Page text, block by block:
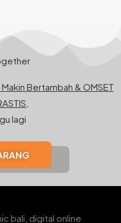
Bertambah & OMSET
lagi